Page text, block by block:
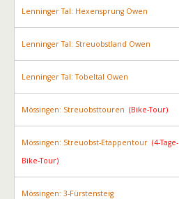
Lenninger Tal: Hexensprung Owen
Lenninger Tal: Streuobstland Owen
Lenninger Tal: Tobeltal Owen
Mössingen: Streuobsttouren (Bike-Tour)
Mössingen: Streuobst-Etappentour (4-Tage-
Bike-Tour)
Mössingen: 3-Fürstensteig